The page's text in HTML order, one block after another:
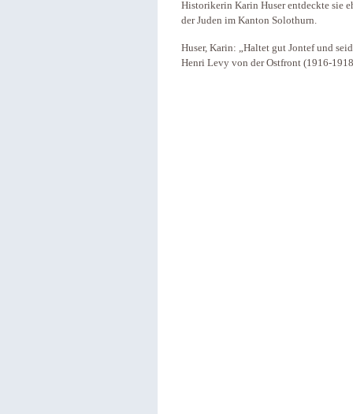
Historikerin Karin Huser entdeckte sie
der Juden im Kanton Solothurn.
Huser, Karin: „Haltet gut Jontef und
Henri Levy von der Ostfront (1916-